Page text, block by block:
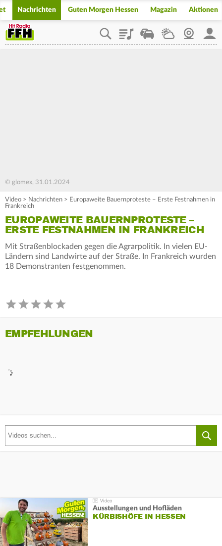
Nachrichten Guten Morgen Hessen Magazin Aktionen
PlaylistStaupilotWetterWebcam
© glomex, 31.01.2024
Video > Nachrichten > Europaweite Bauernproteste – Erste Festnahmen in
Frankreich
EUROPAWEITE BAUERNPROTESTE –
ERSTE FESTNAHMEN IN FRANKREICH
Mit Straßenblockaden gegen die Agrarpolitik. In vielen EU-
Ländern sind Landwirte auf der Straße. In Frankreich wurden
18 Demonstranten festgenommen.
EMPFEHLUNGEN
Ausstellungen und Hofläden
KÜRBISHÖFE IN HESSEN